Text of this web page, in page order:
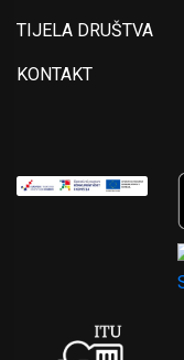
TIJELA DRUŠTVA
KONTAKT